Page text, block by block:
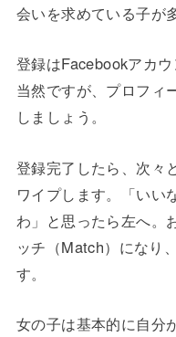
会いを求めている子が
登録はFacebookアカ
当然ですが、プロフィ
しましょう。
登録完了したら、次々
ワイプします。「いい
わ」と思ったら左へ。
ッチ（Match）になり
す。
女の子は基本的に自分